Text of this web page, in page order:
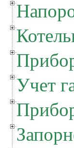
Учет